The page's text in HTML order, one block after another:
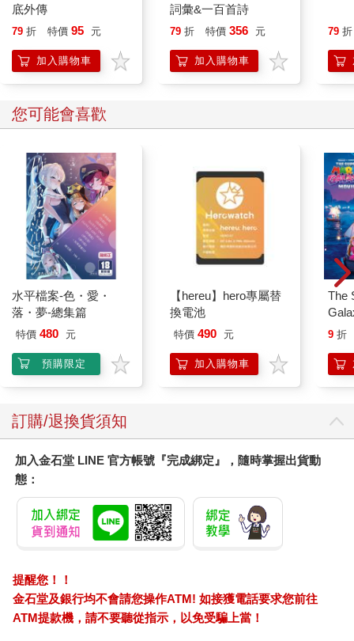
底外傳
79 折 特價 95 元
加入購物車
詞彙&一百首詩
79 折 特價 356 元
加入購物車
79 折
您可能會喜歡
水平檔案-色・愛・
落・夢-總集篇
特價 480 元
預購限定
【hereu】hero專屬替
換電池
特價 490 元
加入購物車
The
9 折
訂購/退換貨須知
加入金石堂 LINE 官方帳號『完成綁定』，隨時掌握出貨動
態：
提醒您！！
金石堂及銀行均不會請您操作ATM! 如接獲電話要求您前往
ATM提款機，請不要聽從指示，以免受騙上當！